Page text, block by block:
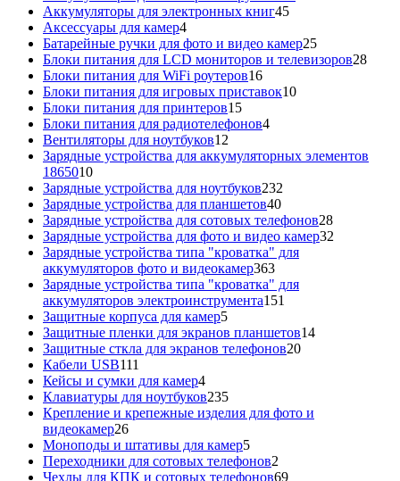
Аккумуляторы для электронных книг4545
Аксессуары для камер44
товара
Батарейные ручки для фото и видео камер2525
товаров
Блоки питания для LCD мониторов и телевизоров2828
Блоки питания для WiFi роутеров1616
товаров
Блоки питания для игровых приставок1010
Блоки питания для принтеров1515
товаров
Блоки питания для радиотелефонов44
Вентиляторы для ноутбуков12
товаров
Зарядные устройства для аккумуляторных элементов
186501010
товаров
Зарядные устройства для ноутбуков232
Зарядные устройства для планшетов4040
товаров
Зарядные устройства для сотовых телефонов2828
товаров
Зарядные устройства для фото и видео камер32
Зарядные устройства типа "кроватка" для
аккумуляторов фото и видеокамер363363
товара
Зарядные устройства типа "кроватка" для
аккумуляторов электроинструмента151
Защитные корпуса для камер55
товаров
Защитные пленки для экранов планшетов1414
Защитные сткла для экранов телефонов2020
Кабели USB111
товаров
Кейсы и сумки для камер44
товара
Клавиатуры для ноутбуков235235
товаров
Крепление и крепежные изделия для фото и
видеокамер2626
товаров
Моноподы и штативы для камер55
товаров
Переходники для сотовых телефонов2
товара
Чехлы для КПК и сотовых телефонов6969